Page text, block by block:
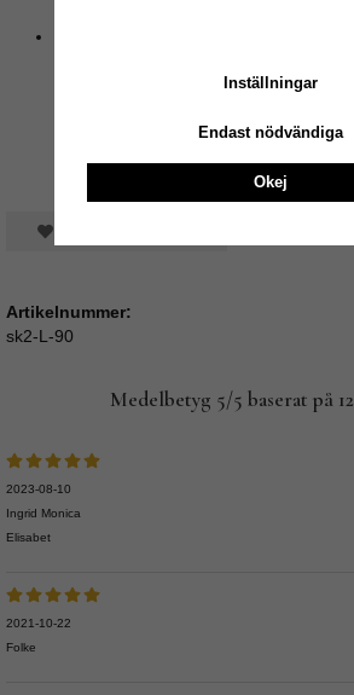
Spara som favorit
Artikelnummer:
sk2-L-90
Medelbetyg 5/5 baserat på 12
2023-08-10
Ingrid Monica
Elisabet
2021-10-22
Folke
Inställningar
Endast nödvändiga
Okej